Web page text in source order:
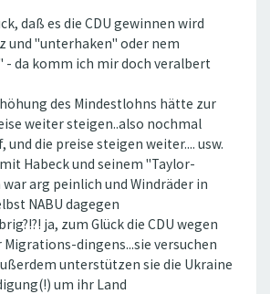
daß es die CDU gewinnen wird
und "unterhaken" oder nem
- da komm ich mir doch veralbert
des Mindestlohns hätte zur
weiter steigen..also nochmal
und die preise steigen weiter.... usw.
Habeck und seinem "Taylor-
arg peinlich und Windräder in
NABU dagegen
ja, zum Glück die CDU wegen
dingens...sie versuchen
unterstützen sie die Ukraine
um ihr Land